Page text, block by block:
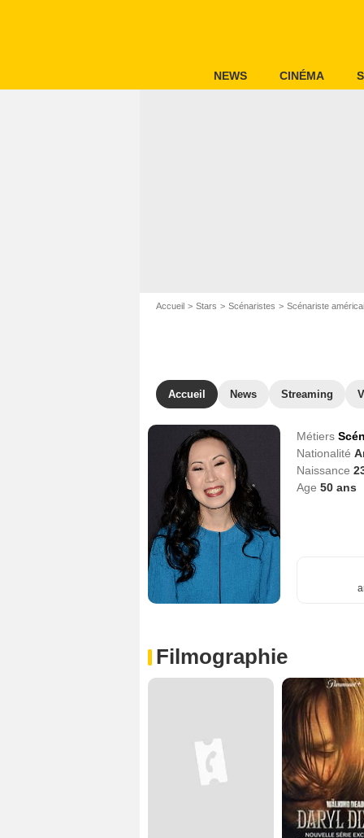
NEWS CINÉMA
Accueil Stars Scénaristes Scénariste
Accueil News Streaming
Métiers
Nationalité
Naissance
Age 50ans
Filmographie